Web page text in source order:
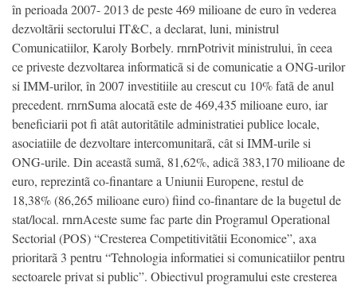
în perioada 2007- 2013 de peste 469 milioane de euro în vederea
dezvoltãrii sectorului IT&C, a declarat, luni, ministrul
Comunicatiilor, Karoly Borbely. rnrnPotrivit ministrului, în ceea
ce priveste dezvoltarea informaticã si de comunicatie a ONG-urilor
si IMM-urilor, în 2007 investitiile au crescut cu 10% fatã de anul
precedent. rnrnSuma alocatã este de 469,435 milioane euro, iar
beneficiarii pot fi atât autoritãtile administratiei publice locale,
asociatiile de dezvoltare intercomunitarã, cât si IMM-urile si
ONG-urile. Din aceastã sumã, 81,62%, adicã 383,170 milioane de
euro, reprezintã co-finantare a Uniunii Europene, restul de
18,38% (86,265 milioane euro) fiind co-finantare de la bugetul de
stat/local. rnrnAceste sume fac parte din Programul Operational
Sectorial (POS) “Cresterea Competitivitãtii Economice”, axa
prioritarã 3 pentru “Tehnologia informatiei si comunicatiilor pentru
sectoarele privat si public”. Obiectivul programului este cresterea